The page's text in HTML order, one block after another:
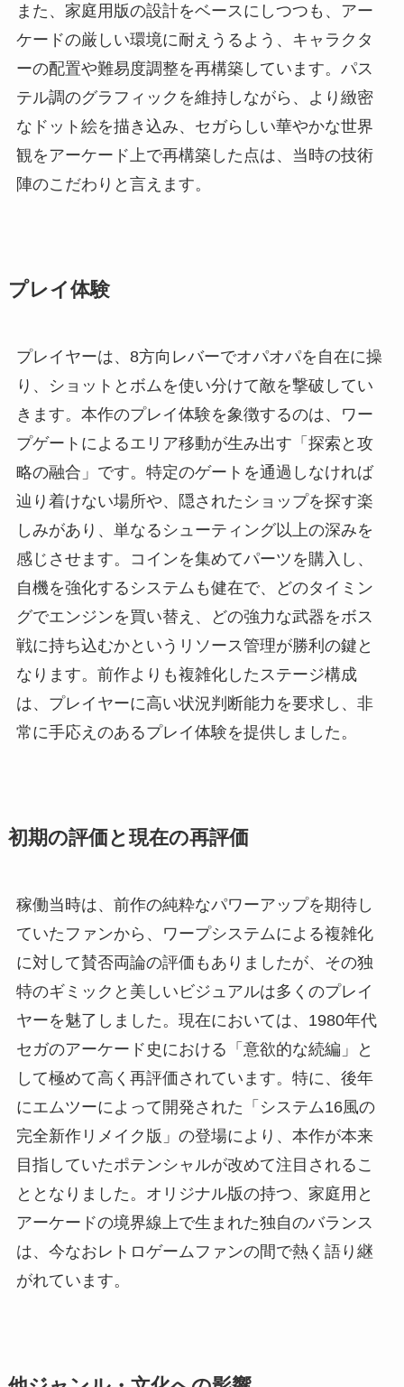
また、家庭用版の設計をベースにしつつも、アー
ケードの厳しい環境に耐えうるよう、キャラクタ
ーの配置や難易度調整を再構築しています。パス
テル調のグラフィックを維持しながら、より緻密
なドット絵を描き込み、セガらしい華やかな世界
観をアーケード上で再構築した点は、当時の技術
陣のこだわりと言えます。
プレイ体験
プレイヤーは、8方向レバーでオパオパを自在に操
り、ショットとボムを使い分けて敵を撃破してい
きます。本作のプレイ体験を象徴するのは、ワー
プゲートによるエリア移動が生み出す「探索と攻
略の融合」です。特定のゲートを通過しなければ
辿り着けない場所や、隠されたショップを探す楽
しみがあり、単なるシューティング以上の深みを
感じさせます。コインを集めてパーツを購入し、
自機を強化するシステムも健在で、どのタイミン
グでエンジンを買い替え、どの強力な武器をボス
戦に持ち込むかというリソース管理が勝利の鍵と
なります。前作よりも複雑化したステージ構成
は、プレイヤーに高い状況判断能力を要求し、非
常に手応えのあるプレイ体験を提供しました。
初期の評価と現在の再評価
稼働当時は、前作の純粋なパワーアップを期待し
ていたファンから、ワープシステムによる複雑化
に対して賛否両論の評価もありましたが、その独
特のギミックと美しいビジュアルは多くのプレイ
ヤーを魅了しました。現在においては、1980年代
セガのアーケード史における「意欲的な続編」と
して極めて高く再評価されています。特に、後年
にエムツーによって開発された「システム16風の
完全新作リメイク版」の登場により、本作が本来
目指していたポテンシャルが改めて注目されるこ
ととなりました。オリジナル版の持つ、家庭用と
アーケードの境界線上で生まれた独自のバランス
は、今なおレトロゲームファンの間で熱く語り継
がれています。